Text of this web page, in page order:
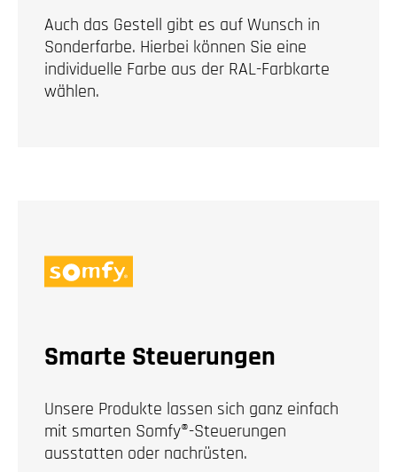
Auch das Gestell gibt es auf Wunsch in
Sonderfarbe. Hierbei können Sie eine
individuelle Farbe aus der RAL-Farbkarte
wählen.
Smarte Steuerungen
Unsere Produkte lassen sich ganz einfach
mit smarten Somfy®-Steuerungen
ausstatten oder nachrüsten.